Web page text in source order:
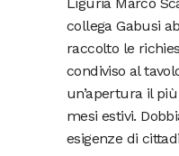
collega Gabusi
raccolto le
condiviso al
un’apertura il
mesi estivi.
esigenze di